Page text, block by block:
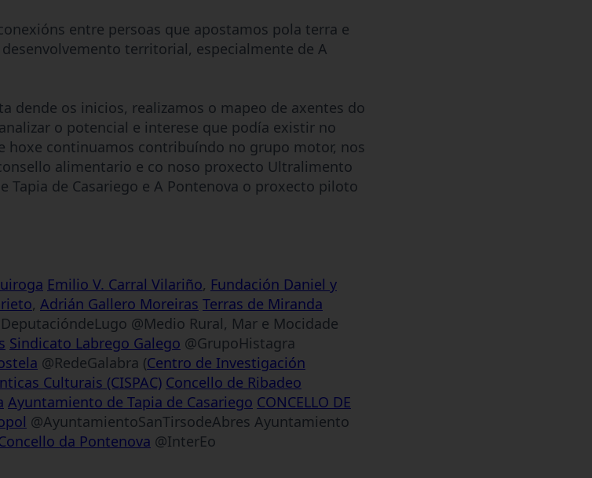
entre persoas que apostamos pola terra e
territorial, especialmente de A
dende os inicios, realizamos o mapeo de axentes do
o potencial e interese que podía existir no
hoxe continuamos contribuíndo no grupo motor, nos
alimentario e co noso proxecto Ultralimento
Tapia de Casariego e A Pontenova o proxecto piloto
Emilio V. Carral Vilariño, Fundación Daniel y
, Adrián Gallero Moreiras Terras de Miranda
@Medio Rural, Mar e Mocidade
Sindicato Labrego Galego @GrupoHistagra
@RedeGalabra (Centro de Investigación
Culturais (CISPAC) Concello de Ribadeo
Ayuntamiento de Tapia de Casariego CONCELLO DE
@AyuntamientoSanTirsodeAbres Ayuntamiento
da Pontenova @InterEo